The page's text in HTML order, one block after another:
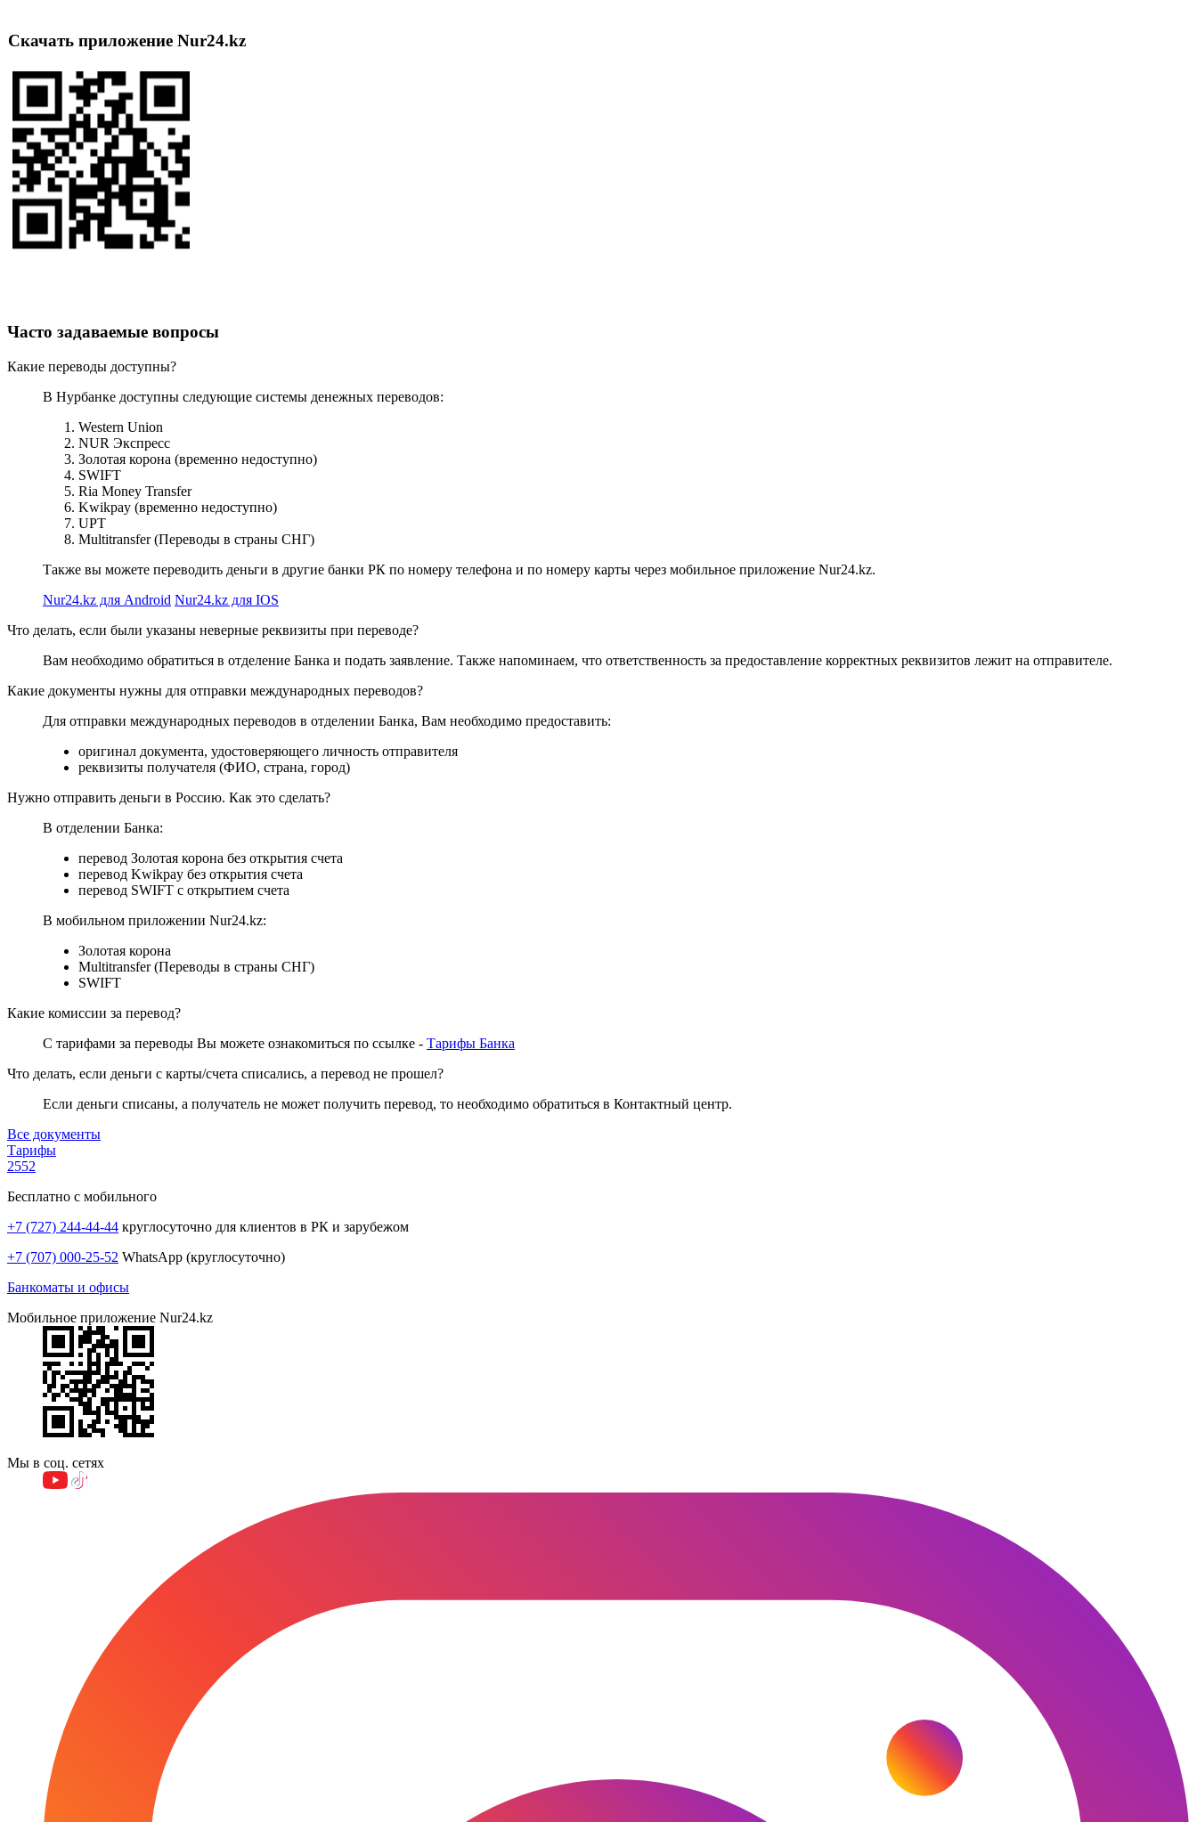
Скачать приложение Nur24.kz
Часто задаваемые вопросы
Какие переводы доступны?
В Нурбанке доступны следующие системы денежных переводов:
Western Union
NUR Экспресс
Золотая корона (временно недоступно)
SWIFT
Ria Money Transfer
Kwikpay (временно недоступно)
UPT
Multitransfer (Переводы в страны СНГ)
Также вы можете переводить деньги в другие банки РК по номеру телефона и по номеру карты через мобильное приложение Nur24.kz.
Nur24.kz для Android Nur24.kz для IOS
Что делать, если были указаны неверные реквизиты при переводе?
Вам необходимо обратиться в отделение Банка и подать заявление. Также напоминаем, что ответственность за предоставление корректных реквизитов лежит на отправителе.
Какие документы нужны для отправки международных переводов?
Для отправки международных переводов в отделении Банка, Вам необходимо предоставить:
оригинал документа, удостоверяющего личность отправителя
реквизиты получателя (ФИО, страна, город)
Нужно отправить деньги в Россию. Как это сделать?
В отделении Банка:
перевод Золотая корона без открытия счета
перевод Kwikpay без открытия счета
перевод SWIFT с открытием счета
В мобильном приложении Nur24.kz:
Золотая корона
Multitransfer (Переводы в страны СНГ)
SWIFT
Какие комиссии за перевод?
С тарифами за переводы Вы можете ознакомиться по ссылке - Тарифы Банка
Что делать, если деньги с карты/счета списались, а перевод не прошел?
Если деньги списаны, а получатель не может получить перевод, то необходимо обратиться в Контактный центр.
Все документы
Тарифы
2552
Бесплатно с мобильного
+7 (727) 244-44-44 круглосуточно для клиентов в РК и зарубежом
+7 (707) 000-25-52 WhatsApp (круглосуточно)
Банкоматы и офисы
Мобильное приложение Nur24.kz
Мы в соц. сетях